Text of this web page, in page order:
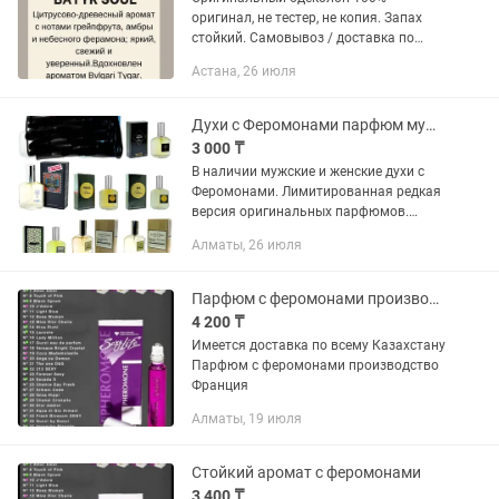
оригинал, не тестер, не копия. Запах
стойкий. Самовывоз / доставка по
аромат с нотами грейпфрута, амбры и
Астана, 26 июля
Духи с Феромонами парфюм мужской женский Подарок девушке на день рождения
3 000 ₸
В наличии мужские и женские духи с
Феромонами. Лимитированная редкая
версия оригинальных парфюмов.
Стойкость отличная. Цена за шт: 3 000
Алматы, 26 июля
Парфюм с феромонами производство Франция известных брендов
4 200 ₸
Имеется доставка по всему Казахстану
Парфюм с феромонами производство
Франция
Алматы, 19 июля
Стойкий аромат с феромонами